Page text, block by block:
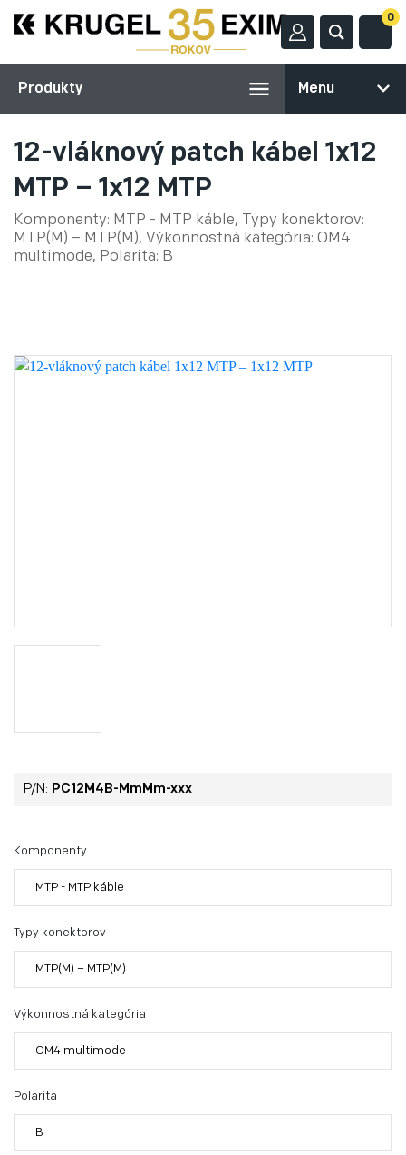
0
Produkty Menu
12-vláknový patch kábel 1x12
MTP – 1x12 MTP
Komponenty: MTP - MTP káble, Typy konektorov:
MTP(M) – MTP(M), Výkonnostná kategória: OM4
multimode, Polarita: B
P/N: PC12M4B-MmMm-xxx
Komponenty
MTP - MTP káble
Typy konektorov
MTP(M) – MTP(M)
Výkonnostná kategória
OM4 multimode
Polarita
B